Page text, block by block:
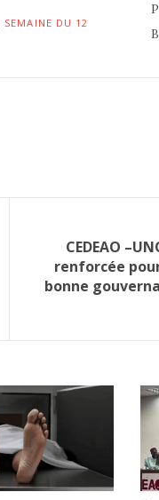
SEMAINE DU 12
CEDEAO
renforcée
bonne